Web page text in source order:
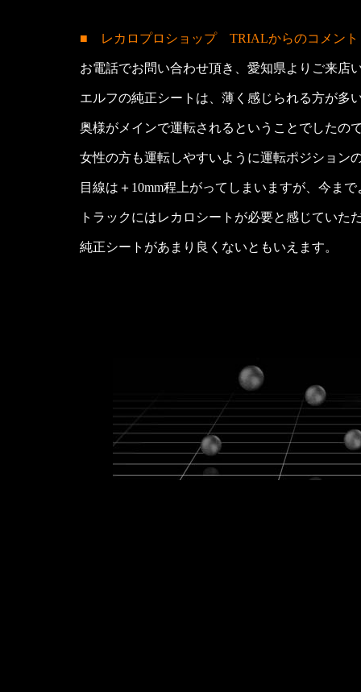
■ レカロプロショップ TRIALからのコメン
お電話でお問い合わせ頂き、愛知県よりご来店
エルフの純正シートは、薄く感じられる方が多
奥様がメインで運転されるということでしたの
女性の方も運転しやすいように運転ポジション
目線は＋10mm程上がってしまいますが、今ま
トラックにはレカロシートが必要と感じてい
純正シートがあまり良くないともいえます。